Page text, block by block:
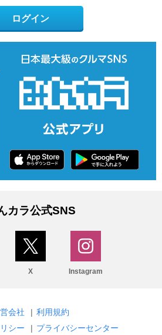
ログイン
カラ公式SNS
X Instagram
会社 | 利用規約
シー
| プライバシーセンター